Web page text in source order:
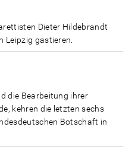
Dieter Hildebrandt
Leipzig gastieren.
die Bearbeitung ihrer
kehren die letzten sechs
Botschaft in